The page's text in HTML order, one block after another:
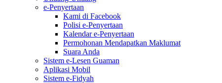
e-Penyertaan
Kami di Facebook
Polisi e-Penyertaan
Kalendar e-Penyertaan
Permohonan Mendapatkan Maklumat
Suara Anda
Sistem e-Lesen Guaman
Aplikasi Mobil
Sistem e-Fidyah